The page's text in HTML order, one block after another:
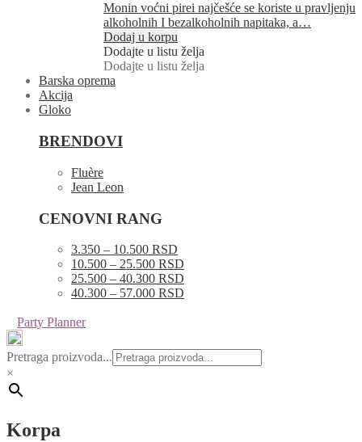
Monin voćni pirei najčešće se koriste u pravljenju
alkoholnih I bezalkoholnih napitaka, a…
Dodaj u korpu
Dodajte u listu želja
Dodajte u listu želja
Barska oprema
Akcija
Gloko
BRENDOVI
Fluère
Jean Leon
CENOVNI RANG
3.350 – 10.500 RSD
10.500 – 25.500 RSD
25.500 – 40.300 RSD
40.300 – 57.000 RSD
Party Planner
Pretraga proizvoda...
×
Korpa